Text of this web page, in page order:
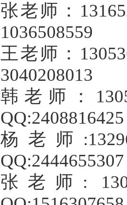
张老师：
1036508559
王老师：
3040208013
韩老师：
杨老师
张老师 :